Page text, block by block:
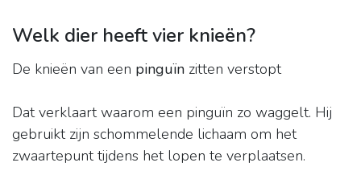
Welk dier heeft vier knieën?
De knieën van een pinguïn zitten verstopt
Dat verklaart waarom een pinguïn zo waggelt. Hij
gebruikt zijn schommelende lichaam om het
zwaartepunt tijdens het lopen te verplaatsen.